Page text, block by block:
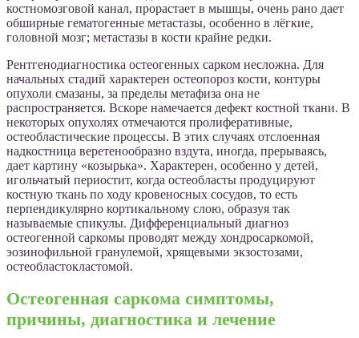
костномозговой канал, прорастает в мышцы, очень рано дает
обширные гематогенные метастазы, особенно в лёгкие,
головной мозг; метастазы в кости крайне редки.
Рентгенодиагностика остеогенных сарком несложна. Для
начальных стадий характерен остеопороз кости, контуры
опухоли смазаны, за пределы метафиза она не
распространяется. Вскоре намечается дефект костной ткани. В
некоторых опухолях отмечаются пролиферативные,
остеобластические процессы. В этих случаях отслоенная
надкостница веретенообразно вздута, иногда, прерываясь,
дает картину «козырька». Характерен, особенно у детей,
игольчатый периостит, когда остеобласты продуцируют
костную ткань по ходу кровеносных сосудов, то есть
перпендикулярно кортикальному слою, образуя так
называемые спикулы. Дифференциальный диагноз
остеогенной саркомы проводят между хондросаркомой,
эозинофильной гранулемой, хрящевыми экзостозами,
остеобластокластомой.
Остеогенная саркома симптомы,
причины, диагностика и лечение